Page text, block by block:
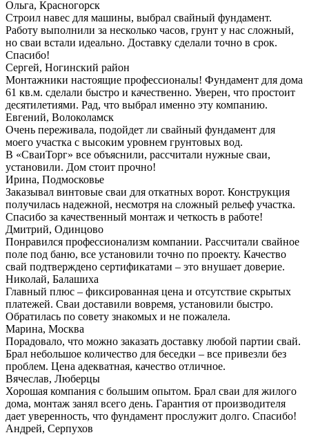
Ольга, Красногорск
Строил навес для машины, выбрал свайный фундамент.
Работу выполнили за несколько часов, грунт у нас сложный,
но сваи встали идеально. Доставку сделали точно в срок.
Спасибо!
Сергей, Ногинский район
Монтажники настоящие профессионалы! Фундамент для дома
61 кв.м. сделали быстро и качественно. Уверен, что простоит
десятилетиями. Рад, что выбрал именно эту компанию.
Евгений, Волоколамск
Очень переживала, подойдет ли свайный фундамент для
моего участка с высоким уровнем грунтовых вод.
В «СваиТорг» все объяснили, рассчитали нужные сваи,
установили. Дом стоит прочно!
Ирина, Подмосковье
Заказывал винтовые сваи для откатных ворот. Конструкция
получилась надежной, несмотря на сложный рельеф участка.
Спасибо за качественный монтаж и четкость в работе!
Дмитрий, Одинцово
Понравился профессионализм компании. Рассчитали свайное
поле под баню, все установили точно по проекту. Качество
свай подтверждено сертификатами – это внушает доверие.
Николай, Балашиха
Главный плюс – фиксированная цена и отсутствие скрытых
платежей. Сваи доставили вовремя, установили быстро.
Обратилась по совету знакомых и не пожалела.
Марина, Москва
Порадовало, что можно заказать доставку любой партии свай.
Брал небольшое количество для беседки – все привезли без
проблем. Цена адекватная, качество отличное.
Вячеслав, Люберцы
Хорошая компания с большим опытом. Брал сваи для жилого
дома, монтаж занял всего день. Гарантия от производителя
дает уверенность, что фундамент прослужит долго. Спасибо!
Андрей, Серпухов